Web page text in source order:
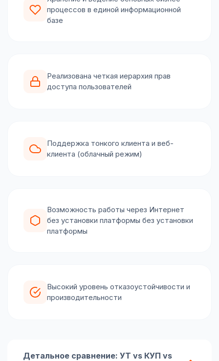
процессов в единой информационной
базе
Реализована четкая иерархия прав
доступа пользователей
Поддержка тонкого клиента и веб-
клиента (облачный режим)
Возможность работы через Интернет
без установки платформы без установки
платформы
Высокий уровень отказоустойчивости и
производительности
Детальное сравнение: УТ vs КУП vs